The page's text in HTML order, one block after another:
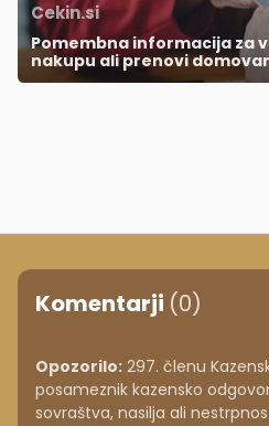
Cekin.si
Pomembna informacija za
nakupu ali prenovi
Komentarji (0)
Opozorilo: 297. členu
posameznik kazensko
sovraštva, nasilja ali